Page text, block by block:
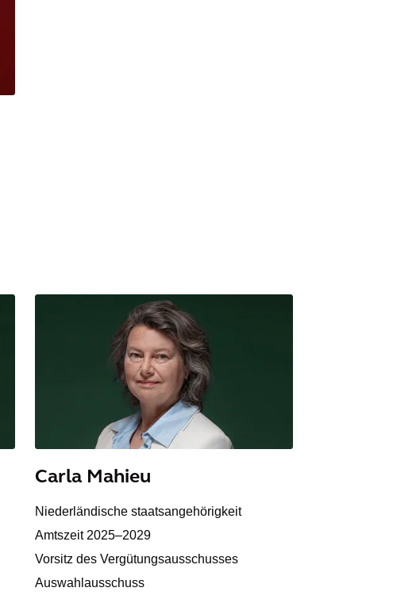
Carla Mahieu
Niederländische staatsangehörigkeit
Amtszeit 2025–2029
Vorsitz des Vergütungsausschusses
Auswahlausschuss